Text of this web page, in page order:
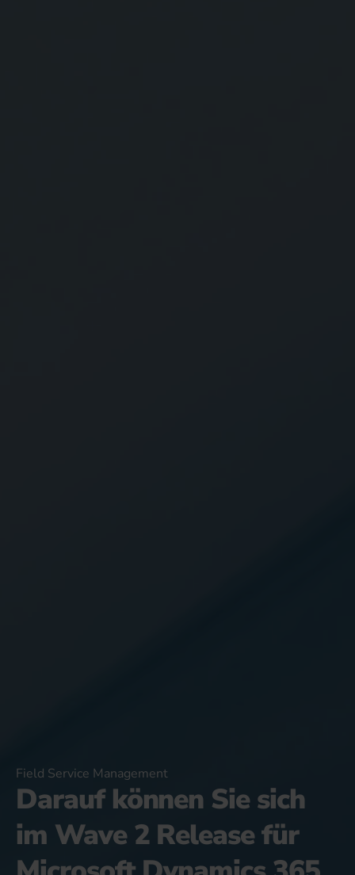
Field Service Management
Darauf können Sie sich
im Wave 2 Release für